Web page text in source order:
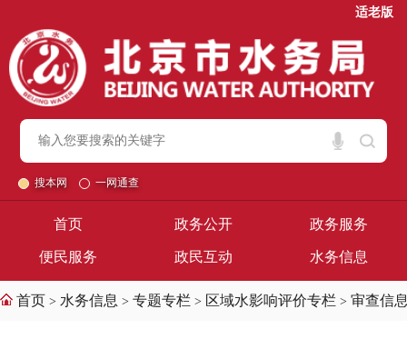
适老版
搜本网 一网通查
首页 政务公开 政务服务
便民服务 政民互动 水务信息
首页 > 水务信息 > 专题专栏 > 区域水影响评价专栏 > 审查信